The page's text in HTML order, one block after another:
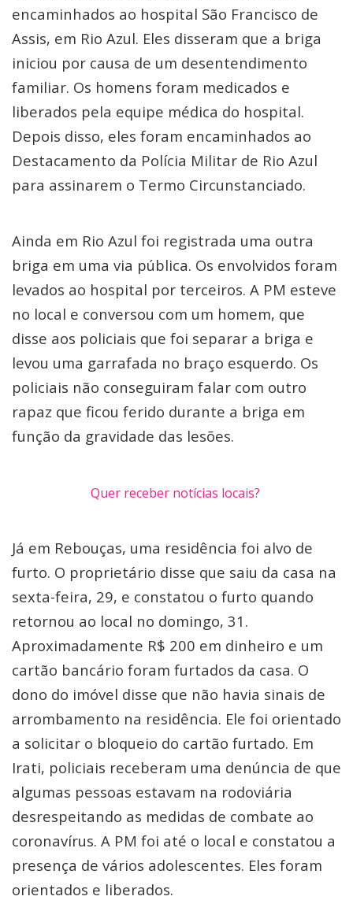
encaminhados ao hospital São Francisco de
Assis, em Rio Azul. Eles disseram que a briga
iniciou por causa de um desentendimento
familiar. Os homens foram medicados e
liberados pela equipe médica do hospital.
Depois disso, eles foram encaminhados ao
Destacamento da Polícia Militar de Rio Azul
para assinarem o Termo Circunstanciado.
Ainda em Rio Azul foi registrada uma outra
briga em uma via pública. Os envolvidos foram
levados ao hospital por terceiros. A PM esteve
no local e conversou com um homem, que
disse aos policiais que foi separar a briga e
levou uma garrafada no braço esquerdo. Os
policiais não conseguiram falar com outro
rapaz que ficou ferido durante a briga em
função da gravidade das lesões.
Quer receber notícias locais?
Já em Rebouças, uma residência foi alvo de
furto. O proprietário disse que saiu da casa na
sexta-feira, 29, e constatou o furto quando
retornou ao local no domingo, 31.
Aproximadamente R$ 200 em dinheiro e um
cartão bancário foram furtados da casa. O
dono do imóvel disse que não havia sinais de
arrombamento na residência. Ele foi orientado
a solicitar o bloqueio do cartão furtado. Em
Irati, policiais receberam uma denúncia de que
algumas pessoas estavam na rodoviária
desrespeitando as medidas de combate ao
coronavírus. A PM foi até o local e constatou a
presença de vários adolescentes. Eles foram
orientados e liberados.